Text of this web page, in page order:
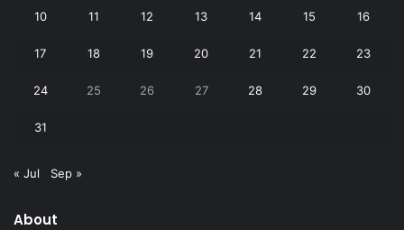
10 11 12 13 14 15 16
17 18 19 20 21 22 23
24 25 26 27 28 29 30
31
« Jul Sep »
About